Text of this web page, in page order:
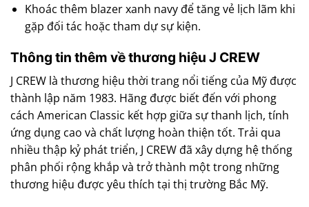
Khoác thêm blazer xanh navy để tăng vẻ lịch lãm khi
gặp đối tác hoặc tham dự sự kiện.
Thông tin thêm về thương hiệu J CREW
J CREW là thương hiệu thời trang nổi tiếng của Mỹ được
thành lập năm 1983. Hãng được biết đến với phong
cách American Classic kết hợp giữa sự thanh lịch, tính
ứng dụng cao và chất lượng hoàn thiện tốt. Trải qua
nhiều thập kỷ phát triển, J CREW đã xây dựng hệ thống
phân phối rộng khắp và trở thành một trong những
thương hiệu được yêu thích tại thị trường Bắc Mỹ.